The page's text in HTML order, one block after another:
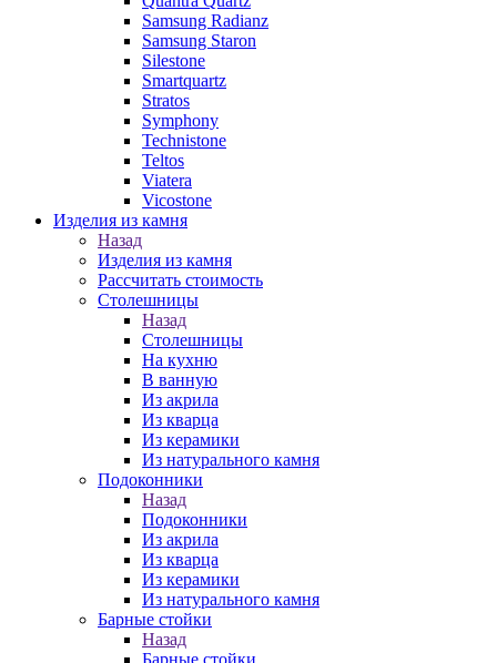
Samsung Radianz
Samsung Staron
Silestone
Smartquartz
Stratos
Symphony
Technistone
Teltos
Viatera
Vicostone
Изделия из камня
Назад
Изделия из камня
Рассчитать стоимость
Столешницы
Назад
Столешницы
На кухню
В ванную
Из акрила
Из кварца
Из керамики
Из натурального камня
Подоконники
Назад
Подоконники
Из акрила
Из кварца
Из керамики
Из натурального камня
Барные стойки
Назад
Барные стойки